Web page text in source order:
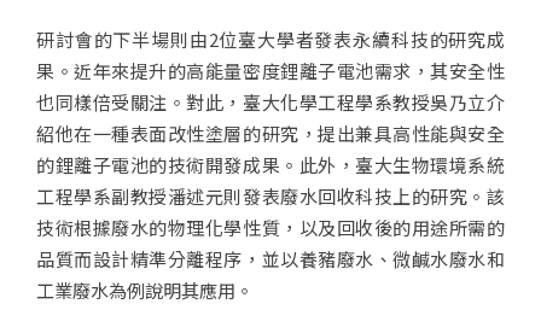
研討會的下半場則由2位臺大學者發表永續科技的研究成
果。近年來提升的高能量密度鋰離子電池需求，其安全性
也同樣倍受關注。對此，臺大化學工程學系教授吳乃立介
紹他在一種表面改性塗層的研究，提出兼具高性能與安全
的鋰離子電池的技術開發成果。此外，臺大生物環境系統
工程學系副教授潘述元則發表廢水回收科技上的研究。該
技術根據廢水的物理化學性質，以及回收後的用途所需的
品質而設計精準分離程序，並以養豬廢水、微鹹水廢水和
工業廢水為例說明其應用。